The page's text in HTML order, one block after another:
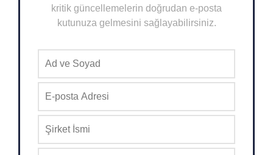
kritik güncellemelerin doğrudan e-posta
kutunuza gelmesini sağlayabilirsiniz.